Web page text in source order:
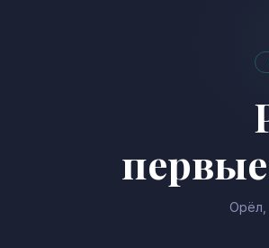
первые
Орёл,